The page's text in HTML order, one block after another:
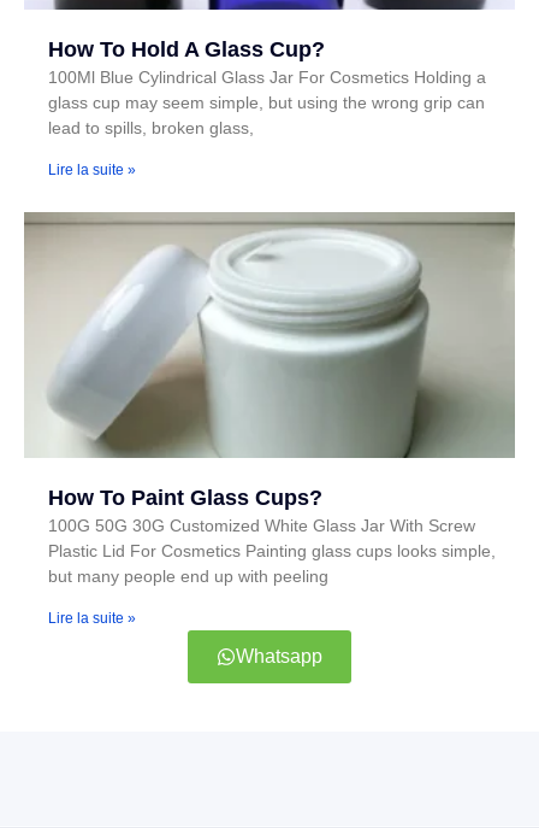
How To Hold A Glass Cup?
100Ml Blue Cylindrical Glass Jar For Cosmetics Holding a
glass cup may seem simple, but using the wrong grip can
lead to spills, broken glass,
Lire la suite »
How To Paint Glass Cups?
100G 50G 30G Customized White Glass Jar With Screw
Plastic Lid For Cosmetics Painting glass cups looks simple,
but many people end up with peeling
Lire la suite »
Whatsapp